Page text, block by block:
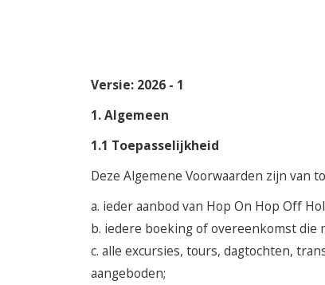
Versie: 2026 - 1
1. Algemeen
1.1 Toepasselijkheid
Deze Algemene Voorwaarden zijn van
a. ieder aanbod van Hop On Hop Off
b. iedere boeking of overeenkomst die
c. alle excursies, tours, dagtochten,
aangeboden;